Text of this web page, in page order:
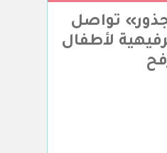
تواصل
لأطفال